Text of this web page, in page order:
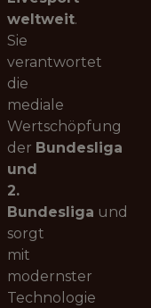
weltweit.
Sie
verantwortet
die
mediale
Wertschöpfung
der Bundesliga
und
2.
Bundesliga und
sorgt
mit
modernster
Technologie